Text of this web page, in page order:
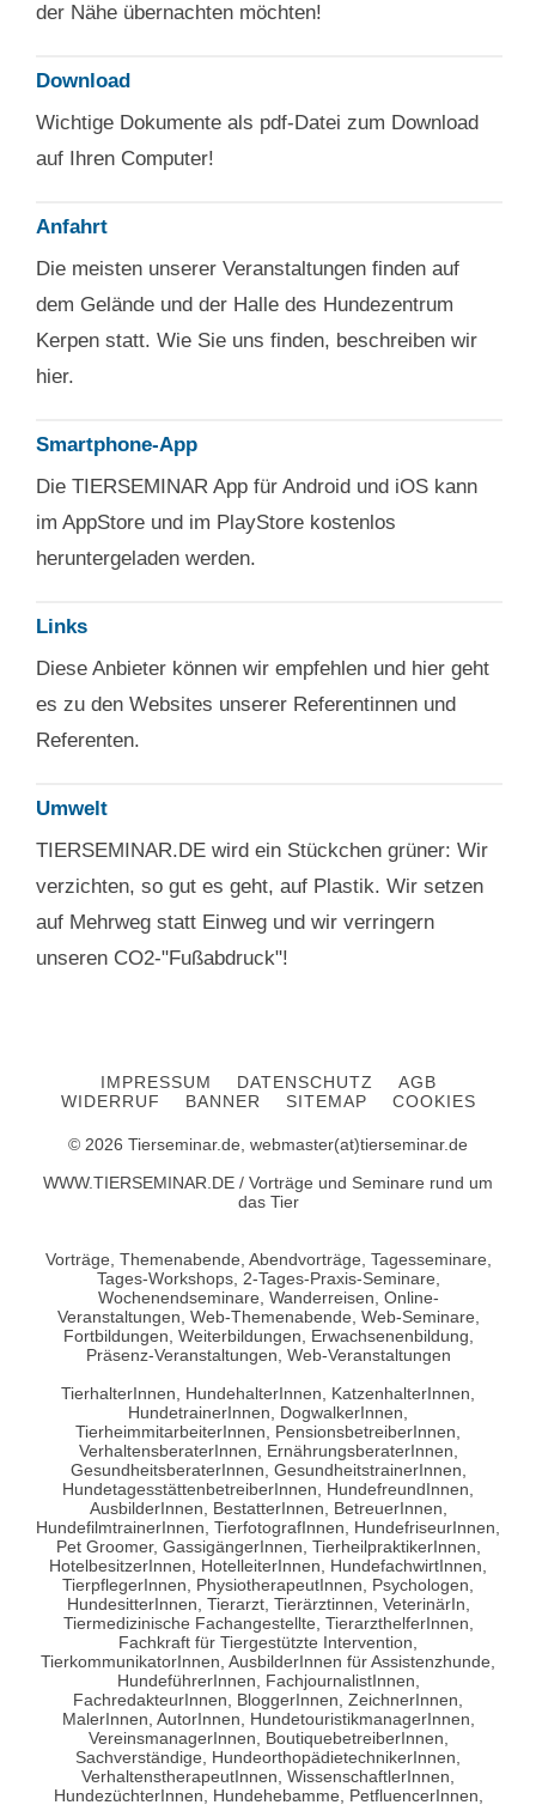
der Nähe übernachten möchten!
Download
Wichtige Dokumente als pdf-Datei zum Download
auf Ihren Computer!
Anfahrt
Die meisten unserer Veranstaltungen finden auf
dem Gelände und der Halle des Hundezentrum
Kerpen statt. Wie Sie uns finden, beschreiben wir
hier.
Smartphone-App
Die TIERSEMINAR App für Android und iOS kann
im AppStore und im PlayStore kostenlos
heruntergeladen werden.
Links
Diese Anbieter können wir empfehlen und hier geht
es zu den Websites unserer Referentinnen und
Referenten.
Umwelt
TIERSEMINAR.DE wird ein Stückchen grüner: Wir
verzichten, so gut es geht, auf Plastik. Wir setzen
auf Mehrweg statt Einweg und wir verringern
unseren CO2-"Fußabdruck"!
IMPRESSUM DATENSCHUTZ
AGB
WIDERRUF
BANNER SITEMAP COOKIES
© 2026 Tierseminar.de, webmaster(at)tierseminar.de
WWW.TIERSEMINAR.DE / Vorträge und Seminare rund um
das Tier
Vorträge, Themenabende, Abendvorträge, Tagesseminare,
Tages-Workshops, 2-Tages-Praxis-Seminare,
Wochenendseminare, Wanderreisen, Online-
Veranstaltungen, Web-Themenabende, Web-Seminare,
Fortbildungen, Weiterbildungen, Erwachsenenbildung,
Präsenz-Veranstaltungen, Web-Veranstaltungen
TierhalterInnen, HundehalterInnen, KatzenhalterInnen,
HundetrainerInnen, DogwalkerInnen,
TierheimmitarbeiterInnen, PensionsbetreiberInnen,
VerhaltensberaterInnen, ErnährungsberaterInnen,
GesundheitsberaterInnen, GesundheitstrainerInnen,
HundetagesstättenbetreiberInnen, HundefreundInnen,
AusbilderInnen, BestatterInnen, BetreuerInnen,
HundefilmtrainerInnen, TierfotografInnen, HundefriseurInnen,
Pet Groomer, GassigängerInnen, TierheilpraktikerInnen,
HotelbesitzerInnen, HotelleiterInnen, HundefachwirtInnen,
TierpflegerInnen, PhysiotherapeutInnen, Psychologen,
HundesitterInnen, Tierarzt, Tierärztinnen, VeterinärIn,
Tiermedizinische Fachangestellte, TierarzthelferInnen,
Fachkraft für Tiergestützte Intervention,
TierkommunikatorInnen, AusbilderInnen für Assistenzhunde,
HundeführerInnen, FachjournalistInnen,
FachredakteurInnen, BloggerInnen, ZeichnerInnen,
MalerInnen, AutorInnen, HundetouristikmanagerInnen,
VereinsmanagerInnen, BoutiquebetreiberInnen,
Sachverständige, HundeorthopädietechnikerInnen,
VerhaltenstherapeutInnen, WissenschaftlerInnen,
HundezüchterInnen, Hundehebamme, PetfluencerInnen,